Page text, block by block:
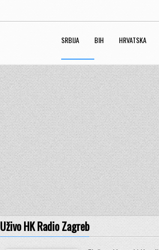
SRBIJA BIH HRVATSKA
Uživo HK Radio Zagreb